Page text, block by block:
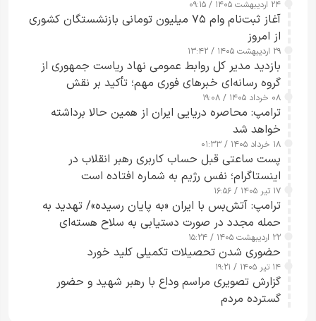
کامل مردم تا ۲۴ ساعت آینده
۲۴ اردیبهشت ۱۴۰۵ / ۰۹:۱۵
آغاز ثبت‌نام وام ۷۵ میلیون تومانی بازنشستگان کشوری
از امروز
۲۹ اردیبهشت ۱۴۰۵ / ۱۳:۴۲
بازدید مدیر کل روابط عمومی نهاد ریاست جمهوری از
گروه رسانه‌ای خبرهای فوری مهم؛ تأکید بر نقش
رسانه‌های هوشمند و مسئول در ارتقای آگاهی عمومی
۰۸ خرداد ۱۴۰۵ / ۱۹:۰۸
ترامپ: محاصره دریایی ایران از همین حالا برداشته
خواهد شد
۱۸ خرداد ۱۴۰۵ / ۰۱:۳۳
پست ساعتی قبل حساب کاربری رهبر انقلاب در
اینستاگرام؛ نفس رژیم به شماره افتاده است​
۱۷ تیر ۱۴۰۵ / ۱۶:۵۶
ترامپ: آتش‌بس با ایران «به پایان رسیده»/ تهدید به
حمله مجدد در صورت دستیابی به سلاح هسته‌ای
۲۲ اردیبهشت ۱۴۰۵ / ۱۵:۲۴
حضوری شدن تحصیلات تکمیلی کلید خورد
۱۴ تیر ۱۴۰۵ / ۱۹:۲۱
گزارش تصویری مراسم وداع با رهبر شهید و حضور
گسترده مردم